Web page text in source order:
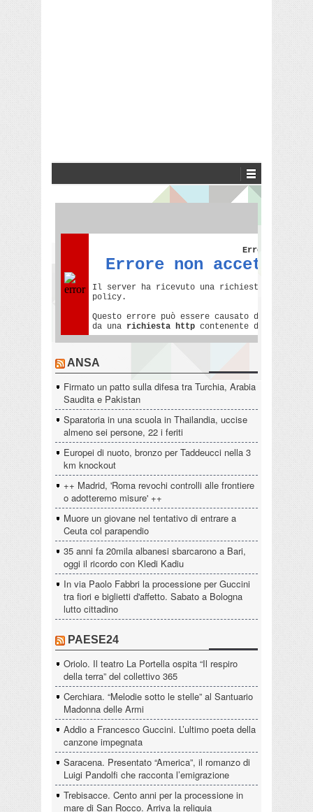
ANSA
Firmato un patto sulla difesa tra Turchia, Arabia
Saudita e Pakistan
Sparatoria in una scuola in Thailandia, uccise
almeno sei persone, 22 i feriti
Europei di nuoto, bronzo per Taddeucci nella 3
km knockout
++ Madrid, 'Roma revochi controlli alle frontiere
o adotteremo misure' ++
Muore un giovane nel tentativo di entrare a
Ceuta col parapendio
35 anni fa 20mila albanesi sbarcarono a Bari,
oggi il ricordo con Kledi Kadiu
In via Paolo Fabbri la processione per Guccini
tra fiori e biglietti d'affetto. Sabato a Bologna
lutto cittadino
PAESE24
Oriolo. Il teatro La Portella ospita “Il respiro
della terra” del collettivo 365
Cerchiara. “Melodie sotto le stelle” al Santuario
Madonna delle Armi
Addio a Francesco Guccini. L’ultimo poeta della
canzone impegnata
Saracena. Presentato “America”, il romanzo di
Luigi Pandolfi che racconta l’emigrazione
Trebisacce. Cento anni per la processione in
mare di San Rocco. Arriva la reliquia